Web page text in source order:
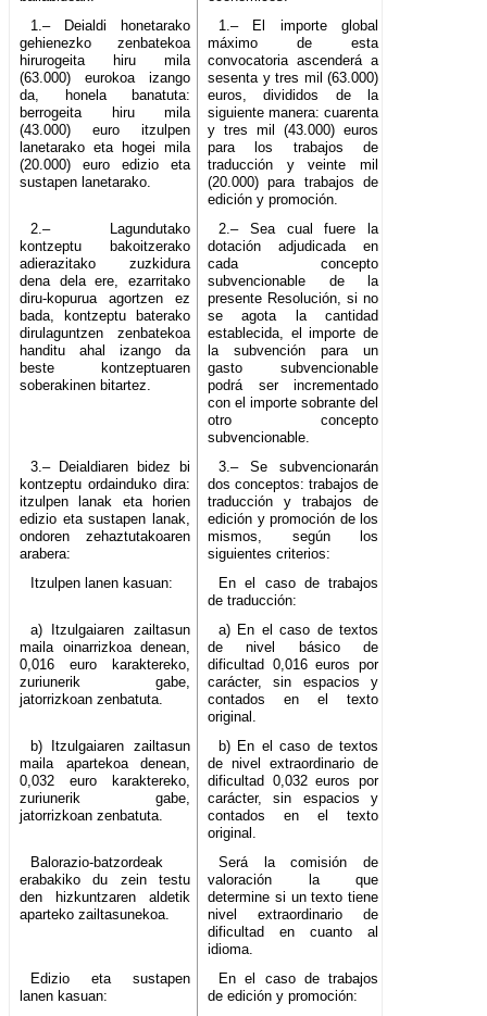
1.– Deialdi honetarako
gehienezko zenbatekoa
hirurogeita hiru mila
(63.000) eurokoa izango
da, honela banatuta:
berrogeita hiru mila
(43.000) euro itzulpen
lanetarako eta hogei mila
(20.000) euro edizio eta
sustapen lanetarako.
1.– El importe global
máximo de esta
convocatoria ascenderá a
sesenta y tres mil (63.000)
euros, divididos de la
siguiente manera: cuarenta
y tres mil (43.000) euros
para los trabajos de
traducción y veinte mil
(20.000) para trabajos de
edición y promoción.
2.– Lagundutako
kontzeptu bakoitzerako
adierazitako zuzkidura
dena dela ere, ezarritako
diru-kopurua agortzen ez
bada, kontzeptu baterako
dirulaguntzen zenbatekoa
handitu ahal izango da
beste kontzeptuaren
soberakinen bitartez.
2.– Sea cual fuere la
dotación adjudicada en
cada concepto
subvencionable de la
presente Resolución, si no
se agota la cantidad
establecida, el importe de
la subvención para un
gasto subvencionable
podrá ser incrementado
con el importe sobrante del
otro concepto
subvencionable.
3.– Deialdiaren bidez bi
kontzeptu ordainduko dira:
itzulpen lanak eta horien
edizio eta sustapen lanak,
ondoren zehaztutakoaren
arabera:
3.– Se subvencionarán
dos conceptos: trabajos de
traducción y trabajos de
edición y promoción de los
mismos, según los
siguientes criterios:
Itzulpen lanen kasuan:
En el caso de trabajos
de traducción:
a) Itzulgaiaren zailtasun
maila oinarrizkoa denean,
0,016 euro karaktereko,
zuriunerik gabe,
jatorrizkoan zenbatuta.
a) En el caso de textos
de nivel básico de
dificultad 0,016 euros por
carácter, sin espacios y
contados en el texto
original.
b) Itzulgaiaren zailtasun
maila apartekoa denean,
0,032 euro karaktereko,
zuriunerik gabe,
jatorrizkoan zenbatuta.
b) En el caso de textos
de nivel extraordinario de
dificultad 0,032 euros por
carácter, sin espacios y
contados en el texto
original.
Balorazio-batzordeak
erabakiko du zein testu
den hizkuntzaren aldetik
aparteko zailtasunekoa.
Será la comisión de
valoración la que
determine si un texto tiene
nivel extraordinario de
dificultad en cuanto al
idioma.
Edizio eta sustapen
lanen kasuan:
En el caso de trabajos
de edición y promoción: